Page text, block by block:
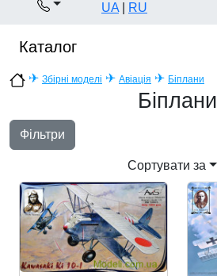
UA RU
Каталог
✈ Збірні моделі ✈ Авіація ✈ Біплани
Біплани
Фільтри
Сортувати за